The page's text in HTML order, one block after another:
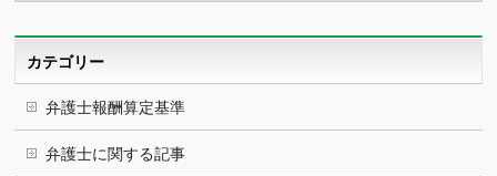
カ
カテゴリー
弁護士報酬算定基準
弁護士に関する記事